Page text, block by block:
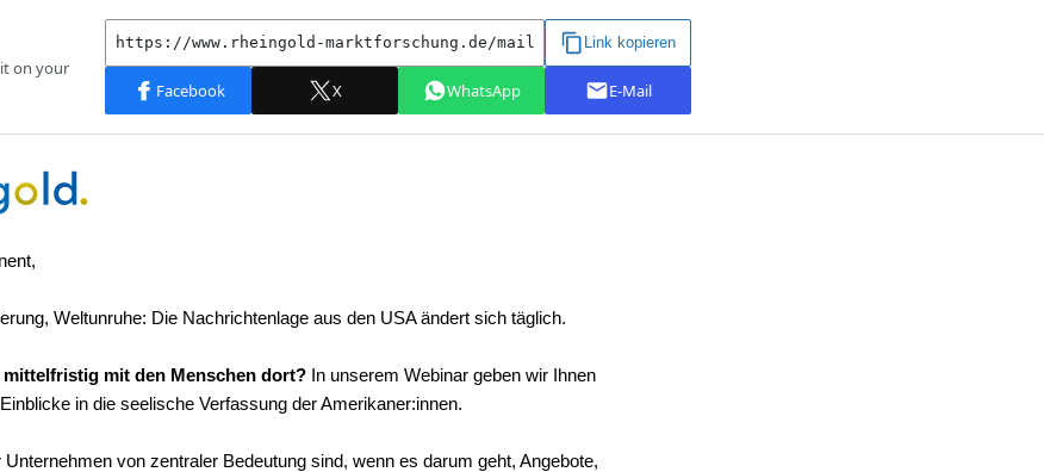
Weltunruhe: Die Nachrichtenlage aus den USA ändert sich täglich.
mittelfristig mit den Menschen dort? In unserem Webinar geben wir Ihnen
in die seelische Verfassung der Amerikaner:innen.
Unternehmen von zentraler Bedeutung sind, wenn es darum geht, Angebote,